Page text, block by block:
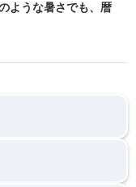
ような暑さでも、暦